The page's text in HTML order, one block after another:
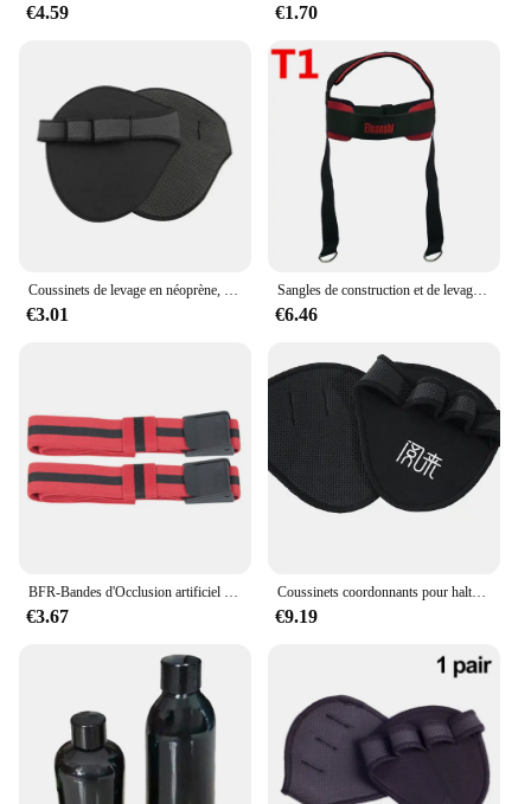
€4.59 €1.70
€3.01
Sangles de construction et de levage pour la tête, les poignets et le cou,exercice physique équivalent à des haltères, accessoires de Crossfit et de gymnastique,
€6.46
€3.67
Coussinets coordonnants pour haltères, gants demi-doigt, protège-mains, poignées de levage de la l'hypothèse, entraînement croisé de poids, sports de fitness, gymnase
€9.19